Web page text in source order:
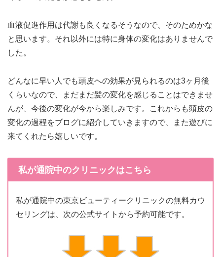
血液促進作用は代謝も良くなるそうなので、そのためかな
と思います。それ以外には特に身体の変化はありませんで
した。
どんなに早い人でも頭皮への効果が見られるのは3ヶ月後
くらいなので、まだまだ髪の変化を感じることはできませ
んが、今後の変化が今から楽しみです。これからも頭皮の
変化の過程をブログに紹介していきますので、また遊びに
来てくれたら嬉しいです。
私が通院中のクリニックはこちら
私が通院中の東京ビューティークリニックの無料カウ
セリングは、次の公式サイトから予約可能です。